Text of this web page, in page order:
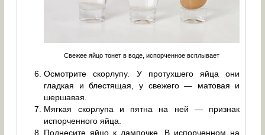
Свежее яйцо тонет в воде, испорченное всплывает
Осмотрите скорлупу. У протухшего яйца они
гладкая и блестящая, у свежего — матовая и
шершавая.
Мягкая скорлупа и пятна на ней — признак
испорченного яйца.
Поднесите яйцо к лампочке. В испорченном на